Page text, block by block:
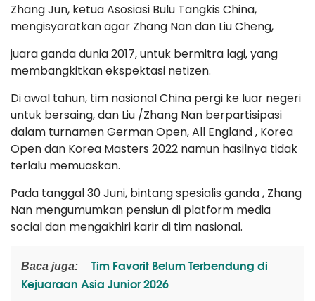
Zhang Jun, ketua Asosiasi Bulu Tangkis China,
mengisyaratkan agar Zhang Nan dan Liu Cheng,
juara ganda dunia 2017, untuk bermitra lagi, yang
membangkitkan ekspektasi netizen.
Di awal tahun, tim nasional China pergi ke luar negeri
untuk bersaing, dan Liu /Zhang Nan berpartisipasi
dalam turnamen German Open, All England , Korea
Open dan Korea Masters 2022 namun hasilnya tidak
terlalu memuaskan.
Pada tanggal 30 Juni, bintang spesialis ganda , Zhang
Nan mengumumkan pensiun di platform media
social dan mengakhiri karir di tim nasional.
Baca juga:
Tim Favorit Belum Terbendung di
Kejuaraan Asia Junior 2026